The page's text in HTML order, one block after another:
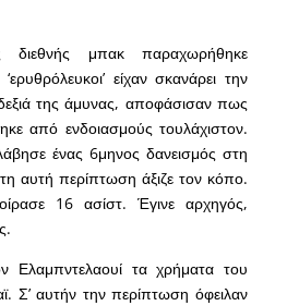
μπακ παραχωρήθηκε
είχαν σκανάρει την
της άμυνας, αποφάσισαν πως
από ενδοιασμούς τουλάχιστον.
ένας 6μηνος δανεισμός στη
αυτή περίπτωση άξιζε τον κόπο.
16 ασίστ. Έγινε αρχηγός,
Ελαμπντελαουί τα χρήματα του
Σ’ αυτήν την περίπτωση όφειλαν